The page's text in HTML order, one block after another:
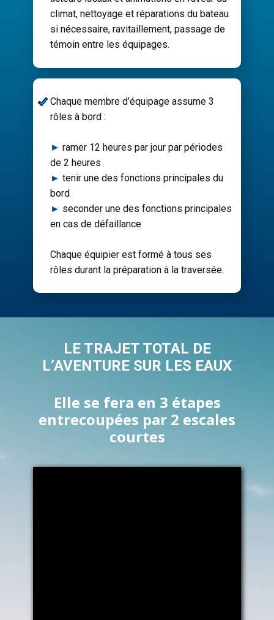
climat, nettoyage et réparations du bateau
si nécessaire, ravitaillement, passage de
témoin entre les équipages​.
​Chaque membre d’équipage assume 3
rôles à bord :
► ramer 12 heures par jour par périodes
de 2 heures
► tenir une des fonctions principales du
bord
► seconder une des fonctions principales
en cas de défaillance
Chaque équipier est formé à tous ses
rôles durant la préparation à la traversée.
​LE TRAJET TOTAL DE
L’AVENTURE SUR LES EAUX
​Elle se fera en 3 étapes
entrecoupées par 2 escales
courtes